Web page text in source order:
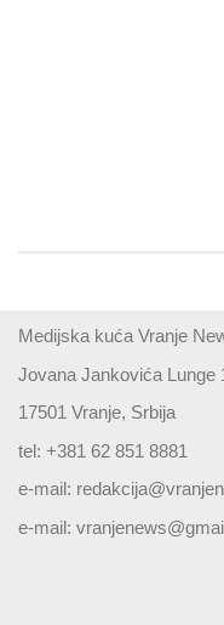
Medijska kuća Vranje
Jovana Jankovića Lunge
17501 Vranje, Srbija
tel: +381 62 851 8881
e-mail:
e-mail: